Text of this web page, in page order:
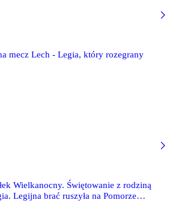
mecz Lech - Legia, który rozegrany
Wielkanocny. Świętowanie z rodziną
Legijna brać ruszyła na Pomorze